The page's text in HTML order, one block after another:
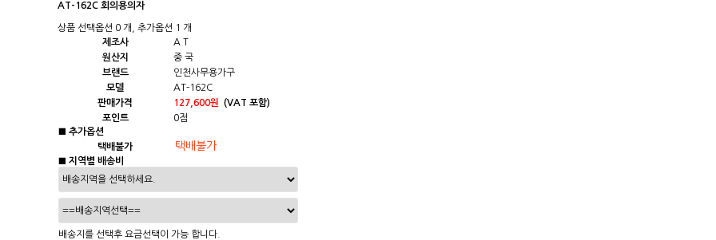
AT-162C 회의용의자
상품 선택옵션 0 개, 추가옵션 1 개
제조사
A T
원산지
중 국
브랜드
인천사무용가구
모델
AT-162C
판매가격
127,600원
(VAT 포함)
포인트
0점
■ 추가옵션
택배불가
■ 지역별 배송비
배송지를 선택후 요금선택이 가능 합니다.